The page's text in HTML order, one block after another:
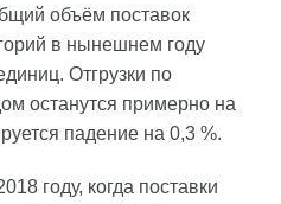
объём поставок
в нынешнем году
Отгрузки по
останутся примерно на
падение на 0,3 %.
году, когда поставки